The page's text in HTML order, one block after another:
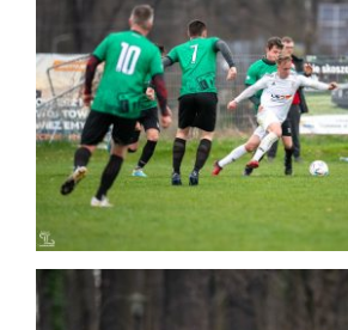
2024-03-24 STS –
Łowęcice (2:3)
Mecz